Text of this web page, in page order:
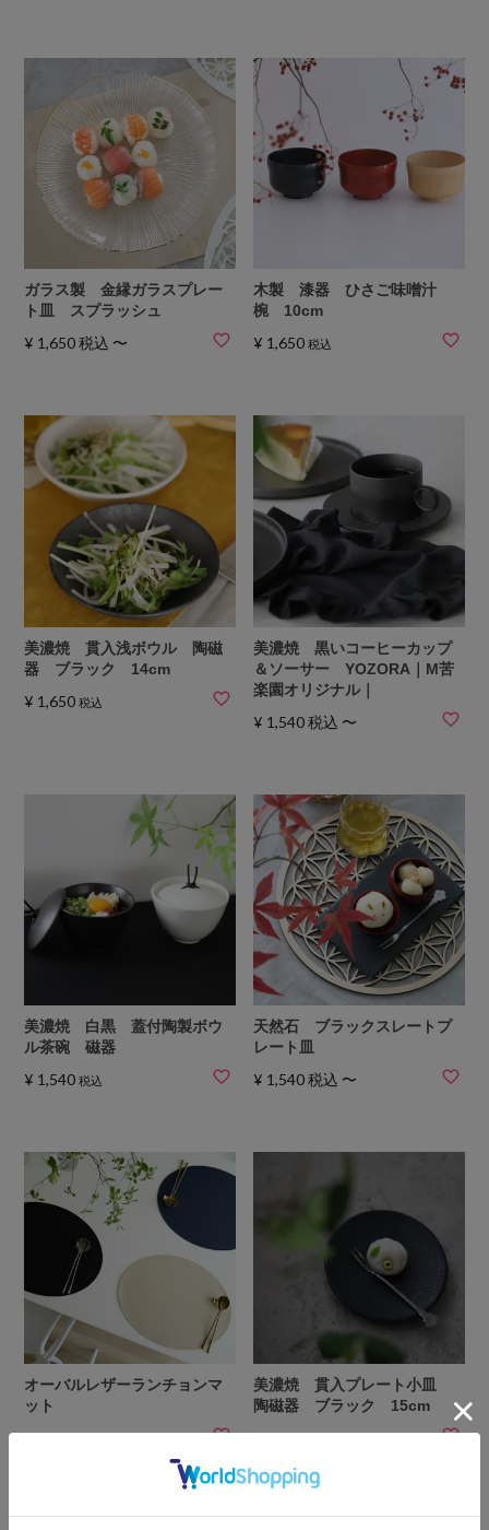
ガラス製 金縁ガラスプレー
ト皿 スプラッシュ
¥ 1,650 税込 〜
木製 漆器 ひさご味噌汁
椀 10cm
¥ 1,650 税込
美濃焼 貫入浅ボウル 陶磁
器 ブラック 14cm
¥ 1,650 税込
美濃焼 黒いコーヒーカップ
＆ソーサー YOZORA｜M苦
楽園オリジナル｜
¥ 1,540税込 〜
美濃焼 白黒 蓋付陶製ボウ
ル茶碗 磁器
¥ 1,540 税込
天然石 ブラックスレートプ
レート皿
¥ 1,540税込 〜
オーバルレザーランチョンマ
ット
¥1,430
美濃焼 貫入プレート小皿
陶磁器 ブラック 15cm
¥1,430